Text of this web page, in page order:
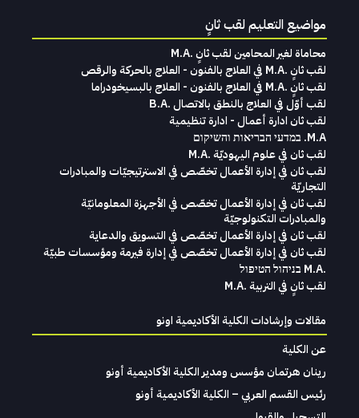
مواضيع التعليم لقب ثانٍ
محاماة‭ ‬لغير‭ ‬المحامين لقب‭ ‬ثانٍ .‭ ‬M.A
لقب ثانٍ .M.A في العلاج بالفنون - العلاج بالحركة والرقص
لقب ثانٍ .M.A في العلاج بالفنون - العلاج بالبسيخودراما
لقب أوّل في العلاج بالنطق بالاتصال .B.A
لقب ثان ادارة أعمال - ادارة تنظيمية
M.A. במדעי הבריאות והשיקום
لقب ثان في علوم اليهوديّة .M.A
لقب ثان في إدارة الأعمال تخصّص في الاسترتيجيّات والمبادرات
التجاريّة
لقب ثان في إدارة الأعمال تخصّص في الأجهزة المعلومانيّة
والمبادرات التكنولوجيّة
لقب ثان في إدارة الأعمال تخصّص في التسويق والدعاية
لقب ثان في إدارة الأعمال تخصّص في إدارة فيرمة ومؤسسات طبيّة
.M.A בניהול הטיפול
لقب ثانٍ في التربية .M.A
مقالات وإرشادات الكلية الأكاديمية اونو
عن الكلية
رينان هرتمان مؤسس ومدير الكلية الأكاديمية أونو
رئيس القسم العربي – الكلية الأكاديمية أونو